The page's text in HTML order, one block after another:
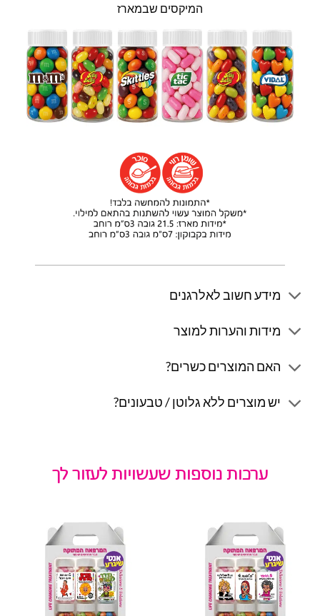
המיקסים שבמארז
מידע חשוב לאלרגנים
מידות והערות למוצר
האם המוצרים כשרים?
יש מוצרים ללא גלוטן / טבעונים?
ערכות נוספות שעשויות לעזור לך